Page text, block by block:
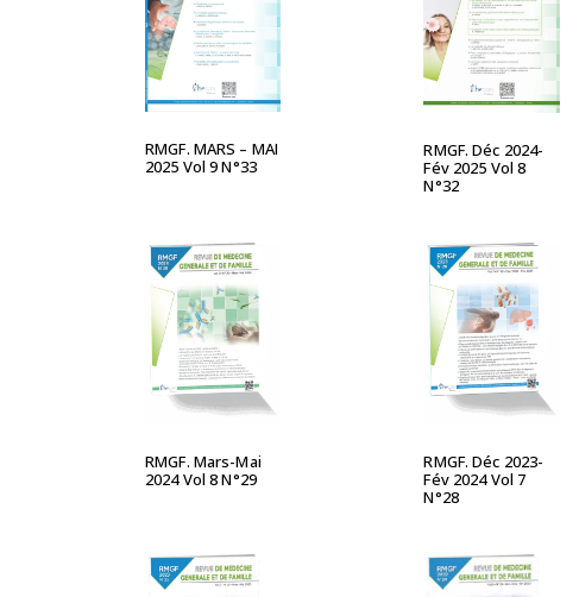
LIRE LA SUITE
RMGF. MARS – MAI
2025 Vol 9 N°33
LIRE LA SUITE
RMGF. Déc 2024-
Fév 2025 Vol 8
N°32
LIRE LA SUITE
RMGF. Mars-Mai
2024 Vol 8 N°29
LIRE LA SUITE
RMGF. Déc 2023-
Fév 2024 Vol 7
N°28